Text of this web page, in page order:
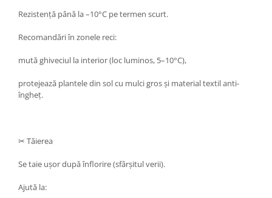
Rezistență până la –10°C pe termen scurt.
Recomandări în zonele reci:
mută ghiveciul la interior (loc luminos, 5–10°C),
protejează plantele din sol cu mulci gros și material textil anti-
îngheț.
✂ Tăierea
Se taie ușor după înflorire (sfârșitul verii).
Ajută la: